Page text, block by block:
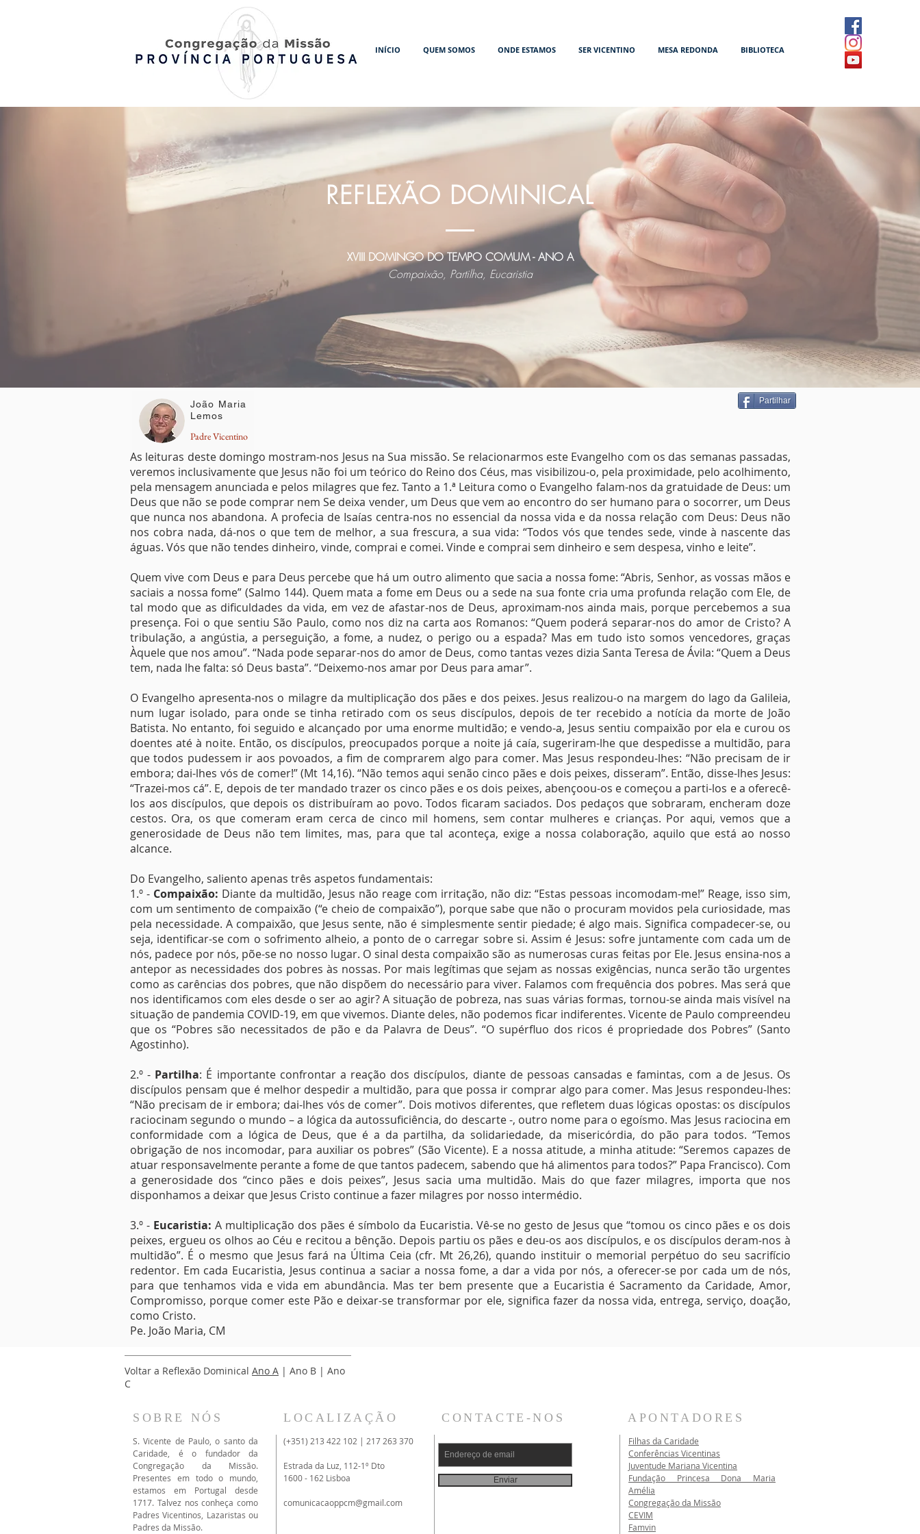
INÍCIO QUEM SOMOS ONDE ESTAMOS SER VICENTINO MESA REDONDA BIBLIOTECA
REFLEXÃO DOMINICAL
XVIII DOMINGO DO TEMPO COMUM - ANO A
Compaixão, Partilha, Eucaristia
João Maria
Lemos
Padre Vicentino
Partilhar
As leituras deste domingo mostram-nos Jesus na Sua missão. Se relacionarmos este Evangelho com os das semanas passadas,
veremos inclusivamente que Jesus não foi um teórico do Reino dos Céus, mas visibilizou-o, pela proximidade, pelo acolhimento,
pela mensagem anunciada e pelos milagres que fez. Tanto a 1.ª Leitura como o Evangelho falam-nos da gratuidade de Deus: um
Deus que não se pode comprar nem Se deixa vender, um Deus que vem ao encontro do ser humano para o socorrer, um Deus
que nunca nos abandona. A profecia de Isaías centra-nos no essencial da nossa vida e da nossa relação com Deus: Deus não
nos cobra nada, dá-nos o que tem de melhor, a sua frescura, a sua vida: “Todos vós que tendes sede, vinde à nascente das
águas. Vós que não tendes dinheiro, vinde, comprai e comei. Vinde e comprai sem dinheiro e sem despesa, vinho e leite”.
Quem vive com Deus e para Deus percebe que há um outro alimento que sacia a nossa fome: “Abris, Senhor, as vossas mãos e
saciais a nossa fome” (Salmo 144). Quem mata a fome em Deus ou a sede na sua fonte cria uma profunda relação com Ele, de
tal modo que as dificuldades da vida, em vez de afastar-nos de Deus, aproximam-nos ainda mais, porque percebemos a sua
presença. Foi o que sentiu São Paulo, como nos diz na carta aos Romanos: “Quem poderá separar-nos do amor de Cristo? A
tribulação, a angústia, a perseguição, a fome, a nudez, o perigo ou a espada? Mas em tudo isto somos vencedores, graças
Àquele que nos amou”. “Nada pode separar-nos do amor de Deus, como tantas vezes dizia Santa Teresa de Ávila: “Quem a Deus
tem, nada lhe falta: só Deus basta”. “Deixemo-nos amar por Deus para amar”.
O Evangelho apresenta-nos o milagre da multiplicação dos pães e dos peixes. Jesus realizou-o na margem do lago da Galileia,
num lugar isolado, para onde se tinha retirado com os seus discípulos, depois de ter recebido a notícia da morte de João
Batista. No entanto, foi seguido e alcançado por uma enorme multidão; e vendo-a, Jesus sentiu compaixão por ela e curou os
doentes até à noite. Então, os discípulos, preocupados porque a noite já caía, sugeriram-lhe que despedisse a multidão, para
que todos pudessem ir aos povoados, a fim de comprarem algo para comer. Mas Jesus respondeu-lhes: “Não precisam de ir
embora; dai-lhes vós de comer!” (Mt 14,16). “Não temos aqui senão cinco pães e dois peixes, disseram”. Então, disse-lhes Jesus:
“Trazei-mos cá”. E, depois de ter mandado trazer os cinco pães e os dois peixes, abençoou-os e começou a parti-los e a oferecê-
los aos discípulos, que depois os distribuíram ao povo. Todos ficaram saciados. Dos pedaços que sobraram, encheram doze
cestos. Ora, os que comeram eram cerca de cinco mil homens, sem contar mulheres e crianças. Por aqui, vemos que a
generosidade de Deus não tem limites, mas, para que tal aconteça, exige a nossa colaboração, aquilo que está ao nosso
alcance.
Do Evangelho, saliento apenas três aspetos fundamentais:
1.º - Compaixão: Diante da multidão, Jesus não reage com irritação, não diz: “Estas pessoas incomodam-me!” Reage, isso sim,
com um sentimento de compaixão (“e cheio de compaixão”), porque sabe que não o procuram movidos pela curiosidade, mas
pela necessidade. A compaixão, que Jesus sente, não é simplesmente sentir piedade; é algo mais. Significa compadecer-se, ou
seja, identificar-se com o sofrimento alheio, a ponto de o carregar sobre si. Assim é Jesus: sofre juntamente com cada um de
nós, padece por nós, põe-se no nosso lugar. O sinal desta compaixão são as numerosas curas feitas por Ele. Jesus ensina-nos a
antepor as necessidades dos pobres às nossas. Por mais legítimas que sejam as nossas exigências, nunca serão tão urgentes
como as carências dos pobres, que não dispõem do necessário para viver. Falamos com frequência dos pobres. Mas será que
nos identificamos com eles desde o ser ao agir? A situação de pobreza, nas suas várias formas, tornou-se ainda mais visível na
situação de pandemia COVID-19, em que vivemos. Diante deles, não podemos ficar indiferentes. Vicente de Paulo compreendeu
que os “Pobres são necessitados de pão e da Palavra de Deus”. “O supérfluo dos ricos é propriedade dos Pobres” (Santo
Agostinho).
2.º - Partilha: É importante confrontar a reação dos discípulos, diante de pessoas cansadas e famintas, com a de Jesus. Os
discípulos pensam que é melhor despedir a multidão, para que possa ir comprar algo para comer. Mas Jesus respondeu-lhes:
“Não precisam de ir embora; dai-lhes vós de comer”. Dois motivos diferentes, que refletem duas lógicas opostas: os discípulos
raciocinam segundo o mundo – a lógica da autossuficiência, do descarte -, outro nome para o egoísmo. Mas Jesus raciocina em
conformidade com a lógica de Deus, que é a da partilha, da solidariedade, da misericórdia, do pão para todos. “Temos
obrigação de nos incomodar, para auxiliar os pobres” (São Vicente). E a nossa atitude, a minha atitude: “Seremos capazes de
atuar responsavelmente perante a fome de que tantos padecem, sabendo que há alimentos para todos?” Papa Francisco). Com
a generosidade dos “cinco pães e dois peixes”, Jesus sacia uma multidão. Mais do que fazer milagres, importa que nos
disponhamos a deixar que Jesus Cristo continue a fazer milagres por nosso intermédio.
3.º - Eucaristia: A multiplicação dos pães é símbolo da Eucaristia. Vê-se no gesto de Jesus que “tomou os cinco pães e os dois
peixes, ergueu os olhos ao Céu e recitou a bênção. Depois partiu os pães e deu-os aos discípulos, e os discípulos deram-nos à
multidão”. É o mesmo que Jesus fará na Última Ceia (cfr. Mt 26,26), quando instituir o memorial perpétuo do seu sacrifício
redentor. Em cada Eucaristia, Jesus continua a saciar a nossa fome, a dar a vida por nós, a oferecer-se por cada um de nós,
para que tenhamos vida e vida em abundância. Mas ter bem presente que a Eucaristia é Sacramento da Caridade, Amor,
Compromisso, porque comer este Pão e deixar-se transformar por ele, significa fazer da nossa vida, entrega, serviço, doação,
como Cristo.
Pe. João Maria, CM
Voltar a Reflexão Dominical Ano A | Ano B | Ano
C
SOBRE NÓS
S. Vicente de Paulo, o santo da
Caridade, é o fundador da
Congregação da Missão.
Presentes em todo o mundo,
estamos em Portugal desde
1717. Talvez nos conheça como
Padres Vicentinos, Lazaristas ou
Padres da Missão.
LOCALIZAÇÃO
(+351) 213 422 102 | 217 263 370
Estrada da Luz, 112-1º Dto
1600 - 162 Lisboa
comunicacaoppcm@gmail.com
CONTACTE-NOS
Enviar
APONTADORES
Filhas da Caridade
Conferências Vicentinas
Juventude Mariana Vicentina
Fundação Princesa Dona Maria
Amélia
Congregação da Missão
CEVIM
Famvin